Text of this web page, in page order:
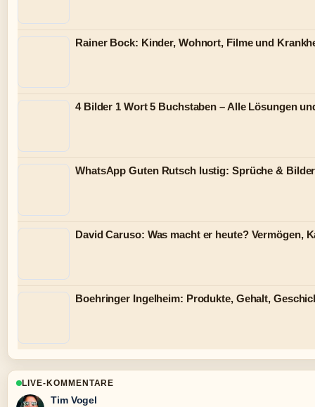
Rainer Bock: Kinder, Wohnort, Filme und
4 Bilder 1 Wort 5 Buchstaben – Alle Lösungen
WhatsApp Guten Rutsch lustig: Sprüche &
David Caruso: Was macht er heute? Vermögen,
Boehringer Ingelheim: Produkte, Gehalt,
LIVE-KOMMENTARE
Tim Vogel